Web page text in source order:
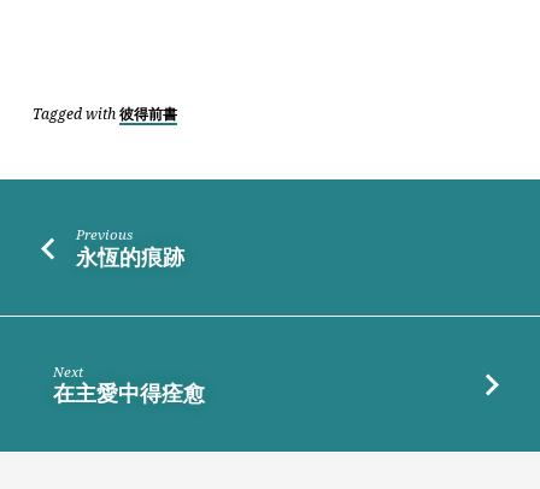
Tagged with 彼得前書
Previous
永恆的痕跡
Next
在主愛中得痊愈